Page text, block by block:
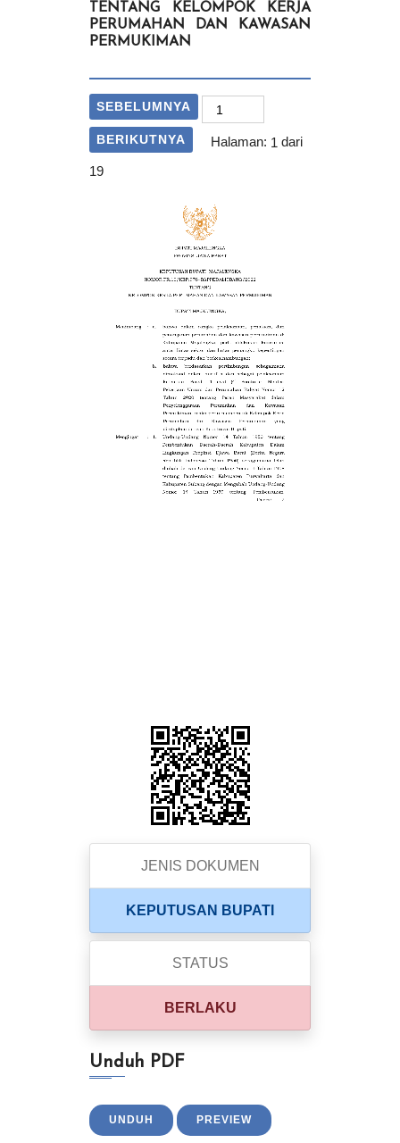
TENTANG KELOMPOK KERJA
PERUMAHAN DAN KAWASAN
PERMUKIMAN
SEBELUMNYA
BERIKUTNYA Halaman: 1 dari
19
JENIS DOKUMEN
KEPUTUSAN BUPATI
STATUS
BERLAKU
Unduh PDF
UNDUH PREVIEW